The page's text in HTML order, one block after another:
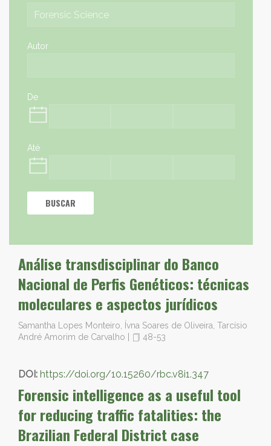
Autor
De
Até
BUSCAR
Análise transdisciplinar do Banco
Nacional de Perfis Genéticos: técnicas
moleculares e aspectos jurídicos
Samantha Lopes Monteiro, Ívna Soares de Oliveira, Tarcísio
André Amorim de Carvalho
48-53
DOI: https://doi.org/10.15260/rbc.v8i1.347
Forensic intelligence as a useful tool
for reducing traffic fatalities: the
Brazilian Federal District case